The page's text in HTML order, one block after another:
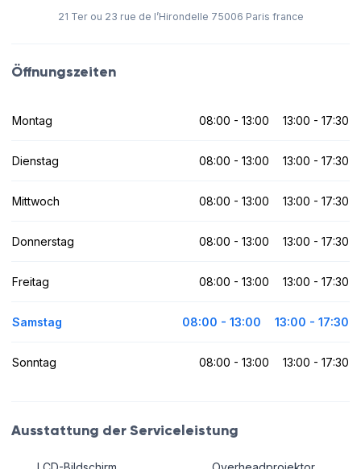
21 Ter ou 23 rue de l’Hirondelle 75006 Paris france
Öffnungszeiten
Montag 08:00 - 13:00 13:00 - 17:30
Dienstag 08:00 - 13:00 13:00 - 17:30
Mittwoch 08:00 - 13:00 13:00 - 17:30
Donnerstag 08:00 - 13:00 13:00 - 17:30
Freitag 08:00 - 13:00 13:00 - 17:30
Samstag 08:00 - 13:00 13:00 - 17:30
Sonntag 08:00 - 13:00 13:00 - 17:30
Ausstattung der Serviceleistung